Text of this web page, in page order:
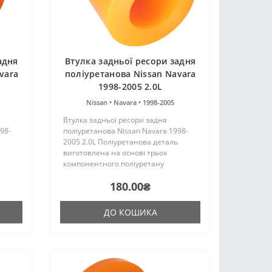
Втулка задньої ресори задня
поліуретанова Nissan Navara
1998-2005 2.0L
Nissan • Navara • 1998-2005
Втулка задньої ресори задня
поліуретанова Nissan Navara 1998-
2005 2.0L Поліуретанова деталь
виготовлена на основі трьох
компонентного поліуретану
Франції. Виріб має жорсткість таку ж,
180.00₴
ДО КОШИКА